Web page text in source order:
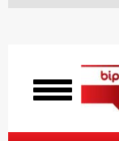
Włącz
menu